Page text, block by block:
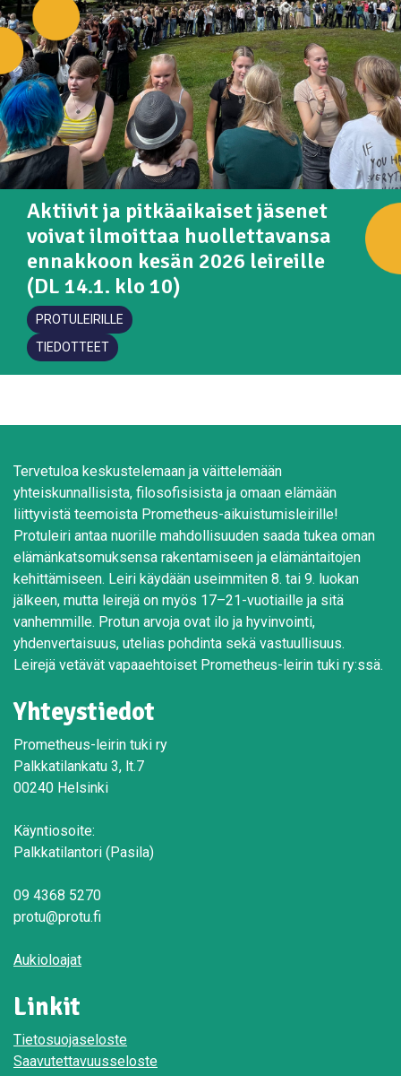
Aktiivit ja pitkäaikaiset jäsenet
voivat ilmoittaa huollettavansa
ennakkoon kesän 2026 leireille
(DL 14.1. klo 10)
PROTULEIRILLE
TIEDOTTEET
Tervetuloa keskustelemaan ja väittelemään
yhteiskunnallisista, filosofisisista ja omaan elämään
liittyvistä teemoista Prometheus-aikuistumisleirille!
Protuleiri antaa nuorille mahdollisuuden saada tukea oman
elämänkatsomuksensa rakentamiseen ja elämäntaitojen
kehittämiseen. Leiri käydään useimmiten 8. tai 9. luokan
jälkeen, mutta leirejä on myös 17–21-vuotiaille ja sitä
vanhemmille. Protun arvoja ovat ilo ja hyvinvointi,
yhdenvertaisuus, utelias pohdinta sekä vastuullisuus.
Leirejä vetävät vapaaehtoiset Prometheus-leirin tuki ry:ssä.
Yhteystiedot
Prometheus-leirin tuki ry
Palkkatilankatu 3, lt.7
00240 Helsinki
Käyntiosoite:
Palkkatilantori (Pasila)
09 4368 5270
protu@protu.fi
Aukioloajat
Linkit
Tietosuojaseloste
Saavutettavuusseloste